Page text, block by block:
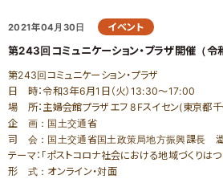
家づくりサポート
家づくりサポート （住まい
各種制度のご紹
各種お問い合わせ
優良工務店の会QBC
2021年04月30日 イベント
第243回コミュニケーション・プラザ開催（令
第243回コミュニケーション・プラザ
日 時：令和3年6月1日（火）13:30～17:00
場 所：主婦会館プラザエフ 8Fスイセン(東京都
企 画：国土交通省
司 会：国土交通省国土政策局地方振興課長
テーマ：「ポストコロナ社会における地域づくりは
形 式：オンライン・対面